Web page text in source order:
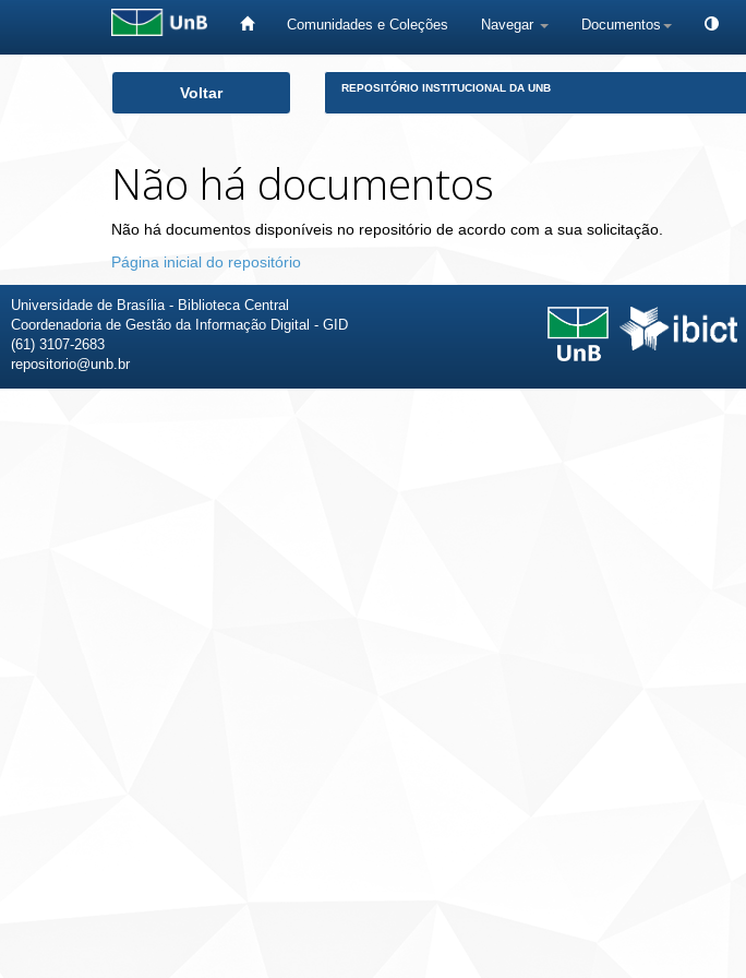
Comunidades e Coleções Navegar Documentos
Voltar REPOSITÓRIO INSTITUCIONAL DA UNB
Não há documentos
Não há documentos disponíveis no repositório de acordo com a sua solicitação.
Página inicial do repositório
Universidade de Brasília - Biblioteca Central
Coordenadoria de Gestão da Informação Digital - GID
(61) 3107-2683
repositorio@unb.br